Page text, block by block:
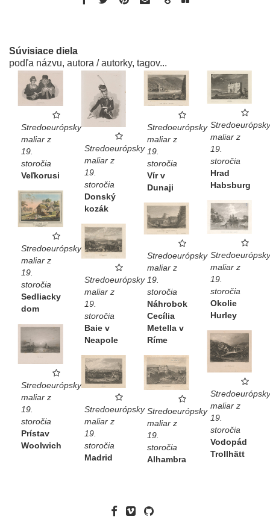
Súvisiace diela
podľa názvu, autora / autorky, tagov...
Stredoeurópsky
maliar z
19.
storočia
Veľkorusi
Stredoeurópsky
maliar z
19.
storočia
Donský
kozák
Stredoeurópsky
maliar z
19.
storočia
Vír v
Dunaji
Stredoeurópsky
maliar z
19.
storočia
Hrad
Habsburg
Stredoeurópsky
maliar z
19.
storočia
Sedliacky
dom
Stredoeurópsky
maliar z
19.
storočia
Okolie
Hurley
Stredoeurópsky
maliar z
19.
storočia
Náhrobok
Cecília
Metella v
Ríme
Stredoeurópsky
maliar z
19.
storočia
Baie v
Neapole
Stredoeurópsky
maliar z
19.
storočia
Prístav
Woolwich
Stredoeurópsky
maliar z
19.
storočia
Vodopád
Trollhätt
Stredoeurópsky
maliar z
19.
storočia
Alhambra
Stredoeurópsky
maliar z
19.
storočia
Madrid